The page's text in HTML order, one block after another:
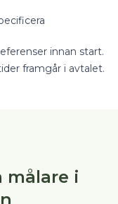
innan start.
framgår i avtalet.
målare i